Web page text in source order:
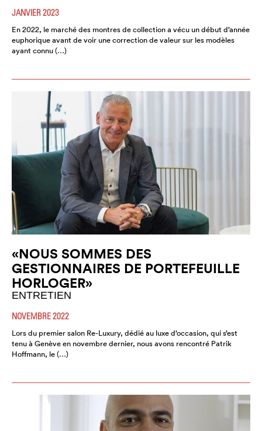
JANVIER 2023
En 2022, le marché des montres de collection a vécu un début d’année
euphorique avant de voir une correction de valeur sur les modèles
ayant connu (…)
«NOUS SOMMES DES
GESTIONNAIRES DE PORTEFEUILLE
HORLOGER»
ENTRETIEN
NOVEMBRE 2022
Lors du premier salon Re-Luxury, dédié au luxe d’occasion, qui s’est
tenu à Genève en novembre dernier, nous avons rencontré Patrik
Hoffmann, le (…)